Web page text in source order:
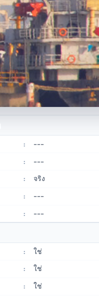
: ---
: ---
: จริง
: ---
: ---
: ใช่
: ใช่
: ใช่